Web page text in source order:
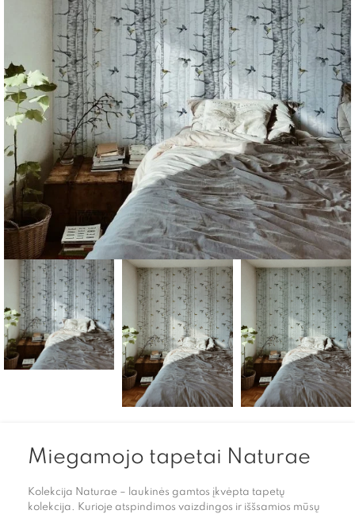
Miegamojo tapetai Naturae
Kolekcija Naturae – laukinės gamtos įkvėpta tapetų
kolekcija. Kurioje atspindimos vaizdingos ir iššsamios mūsų